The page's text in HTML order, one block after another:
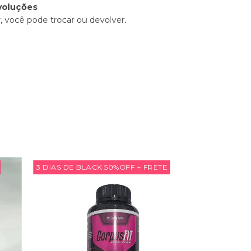
você pode trocar ou devolver.
3 DIAS DE BLACK 50%OFF + FRETE